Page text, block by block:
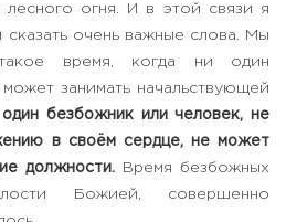
лесного огня. И в этой связи я
сказать очень важные слова. Мы
время, когда ни один
занимать начальствующей
безбожник или человек, не
в своём сердце, не может
должности.
Время безбожных
Божией, совершенно